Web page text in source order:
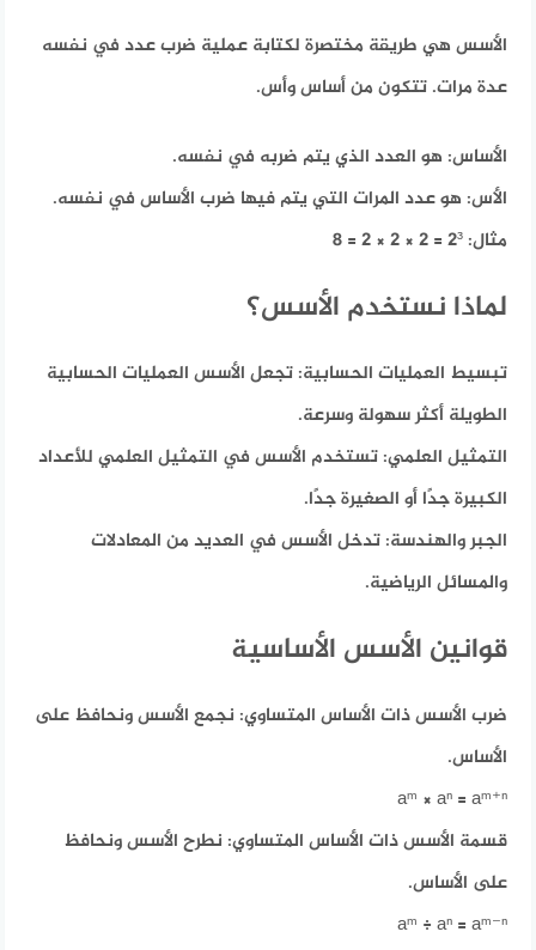
الأسس هي طريقة مختصرة لكتابة عملية ضرب عدد في نفسه
عدة مرات. تتكون من أساس وأس.
الأساس: هو العدد الذي يتم ضربه في نفسه.
الأس: هو عدد المرات التي يتم فيها ضرب الأساس في نفسه.
مثال: 2³ = 2 × 2 × 2 = 8
لماذا نستخدم الأسس؟
تبسيط العمليات الحسابية: تجعل الأسس العمليات الحسابية
الطويلة أكثر سهولة وسرعة.
التمثيل العلمي: تستخدم الأسس في التمثيل العلمي للأعداد
الكبيرة جدًا أو الصغيرة جدًا.
الجبر والهندسة: تدخل الأسس في العديد من المعادلات
والمسائل الرياضية.
قوانين الأسس الأساسية
ضرب الأسس ذات الأساس المتساوي: نجمع الأسس ونحافظ على
الأساس.
aᵐ × aⁿ = aᵐ⁺ⁿ
قسمة الأسس ذات الأساس المتساوي: نطرح الأسس ونحافظ
على الأساس.
aᵐ ÷ aⁿ = aᵐ⁻ⁿ